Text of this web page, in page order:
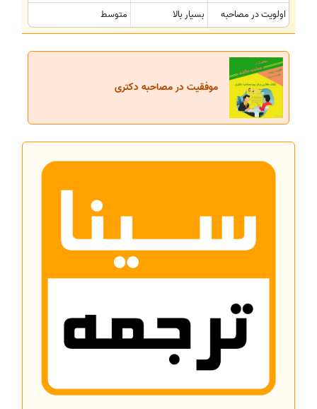
اولویت در مصاحبه بسیار بالا متوسط
موفقیت در مصاحبه دکتری